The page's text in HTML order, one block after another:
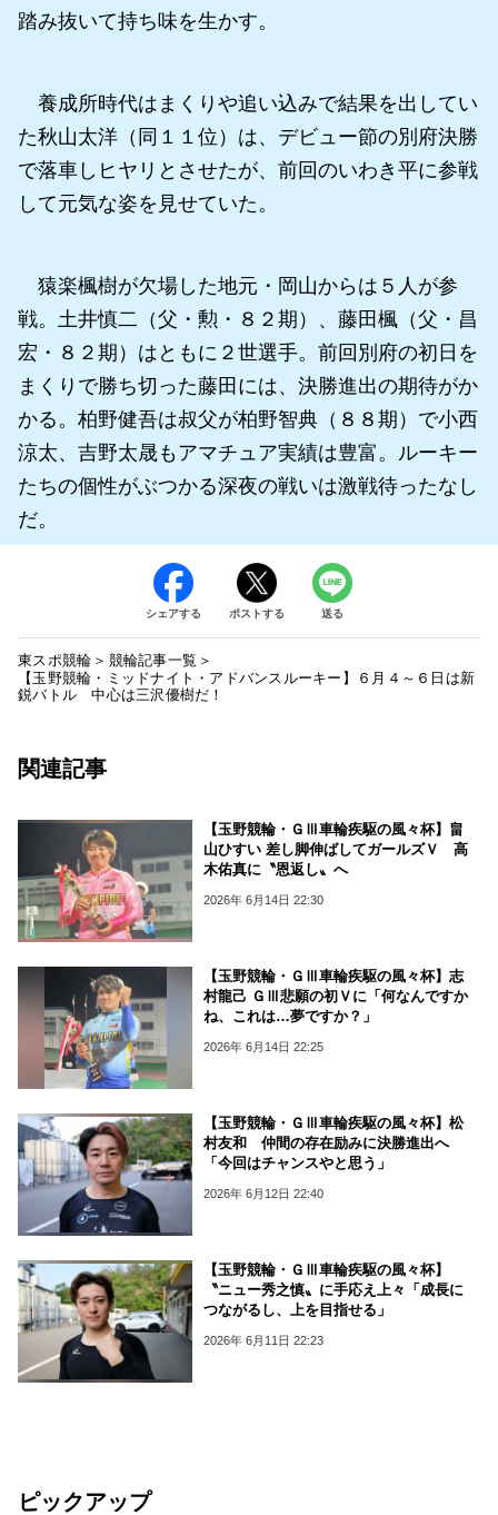
踏み抜いて持ち味を生かす。
養成所時代はまくりや追い込みで結果を出してい
た秋山太洋（同１１位）は、デビュー節の別府決勝
で落車しヒヤリとさせたが、前回のいわき平に参戦
して元気な姿を見せていた。
猿楽楓樹が欠場した地元・岡山からは５人が参
戦。土井慎二（父・勲・８２期）、藤田楓（父・昌
宏・８２期）はともに２世選手。前回別府の初日を
まくりで勝ち切った藤田には、決勝進出の期待がか
かる。柏野健吾は叔父が柏野智典（８８期）で小西
涼太、吉野太晟もアマチュア実績は豊富。ルーキー
たちの個性がぶつかる深夜の戦いは激戦待ったなし
だ。
シェアする ポストする 送る
東スポ競輪
競輪記事一覧
【玉野競輪・ミッドナイト・アドバンスルーキー】６月４～６日は新
鋭バトル 中心は三沢優樹だ！
関連記事
【玉野競輪・ＧⅢ車輪疾駆の風々杯】畠
山ひすい 差し脚伸ばしてガールズＶ 高
木佑真に〝恩返し〟へ
2026年 6月14日 22:30
【玉野競輪・ＧⅢ車輪疾駆の風々杯】志
村龍己 ＧⅢ悲願の初Ｖに「何なんですか
ね、これは…夢ですか？」
2026年 6月14日 22:25
【玉野競輪・ＧⅢ車輪疾駆の風々杯】松
村友和 仲間の存在励みに決勝進出へ
「今回はチャンスやと思う」
2026年 6月12日 22:40
【玉野競輪・ＧⅢ車輪疾駆の風々杯】
〝ニュー秀之慎〟に手応え上々「成長に
つながるし、上を目指せる」
2026年 6月11日 22:23
ピックアップ